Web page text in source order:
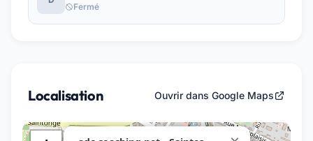
Fermé
Localisation Ouvrir dans Google Maps